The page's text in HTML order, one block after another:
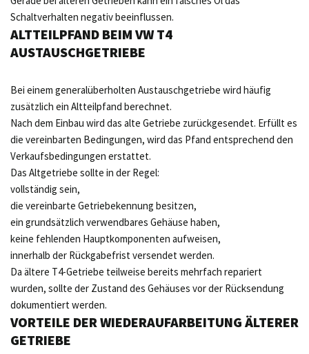
Schaltverhalten negativ beeinflussen.
ALTTEILPFAND BEIM VW T4
AUSTAUSCHGETRIEBE
Bei einem generalüberholten Austauschgetriebe wird häufig
zusätzlich ein Altteilpfand berechnet.
Nach dem Einbau wird das alte Getriebe zurückgesendet. Erfüllt es
die vereinbarten Bedingungen, wird das Pfand entsprechend den
Verkaufsbedingungen erstattet.
Das Altgetriebe sollte in der Regel:
vollständig sein,
die vereinbarte Getriebekennung besitzen,
ein grundsätzlich verwendbares Gehäuse haben,
keine fehlenden Hauptkomponenten aufweisen,
innerhalb der Rückgabefrist versendet werden.
Da ältere T4-Getriebe teilweise bereits mehrfach repariert
wurden, sollte der Zustand des Gehäuses vor der Rücksendung
dokumentiert werden.
VORTEILE DER WIEDERAUFARBEITUNG ÄLTERER
GETRIEBE